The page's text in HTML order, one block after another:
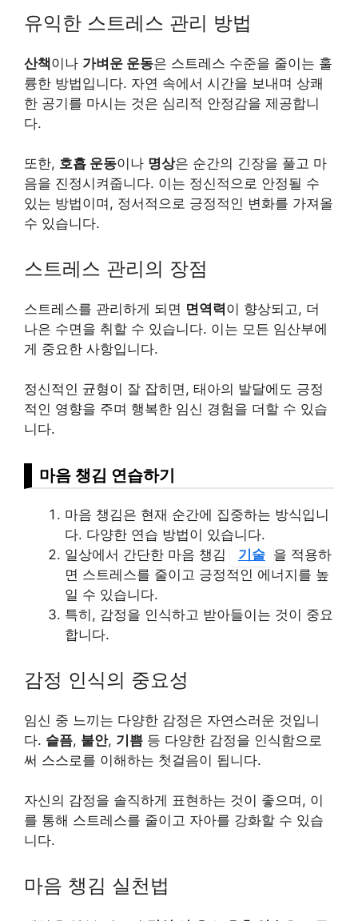
유익한 스트레스 관리 방법
산책이나 가벼운 운동은 스트레스 수준을 줄이는 훌
륭한 방법입니다. 자연 속에서 시간을 보내며 상쾌
한 공기를 마시는 것은 심리적 안정감을 제공합니
다.
또한, 호흡 운동이나 명상은 순간의 긴장을 풀고 마
음을 진정시켜줍니다. 이는 정신적으로 안정될 수
있는 방법이며, 정서적으로 긍정적인 변화를 가져올
수 있습니다.
스트레스 관리의 장점
스트레스를 관리하게 되면 면역력이 향상되고, 더
나은 수면을 취할 수 있습니다. 이는 모든 임산부에
게 중요한 사항입니다.
정신적인 균형이 잘 잡히면, 태아의 발달에도 긍정
적인 영향을 주며 행복한 임신 경험을 더할 수 있습
니다.
마음 챙김 연습하기
마음 챙김은 현재 순간에 집중하는 방식입니
다. 다양한 연습 방법이 있습니다.
일상에서 간단한 마음 챙김
기술 을 적용하
면 스트레스를 줄이고 긍정적인 에너지를 높
일 수 있습니다.
특히, 감정을 인식하고 받아들이는 것이 중요
합니다.
감정 인식의 중요성
임신 중 느끼는 다양한 감정은 자연스러운 것입니
다. 슬픔, 불안, 기쁨 등 다양한 감정을 인식함으로
써 스스로를 이해하는 첫걸음이 됩니다.
자신의 감정을 솔직하게 표현하는 것이 좋으며, 이
를 통해 스트레스를 줄이고 자아를 강화할 수 있습
니다.
마음 챙김 실천법